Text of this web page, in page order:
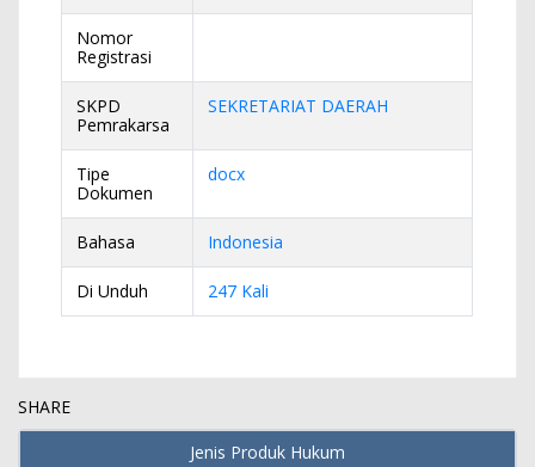
Nomor
Registrasi
SKPD
Pemrakarsa
SEKRETARIAT DAERAH
Tipe
Dokumen
docx
Bahasa Indonesia
Di Unduh 247 Kali
SHARE
Jenis Produk Hukum